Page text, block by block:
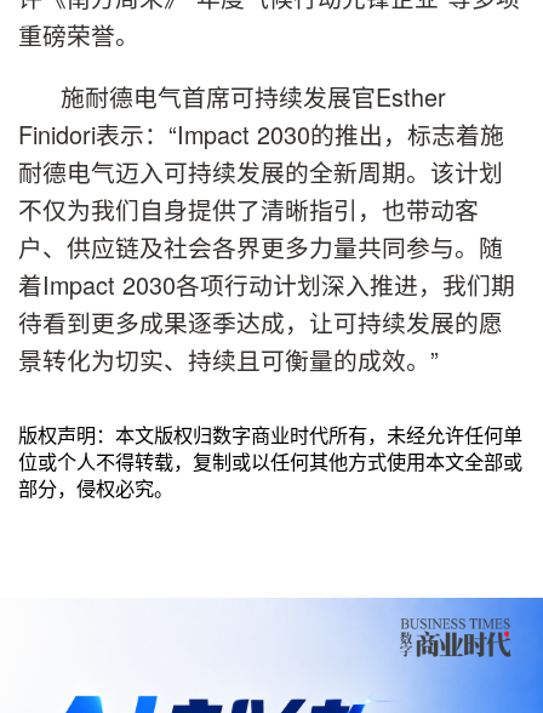
重磅荣誉。
施耐德电气首席可持续发展官Esther
Finidori表示：“Impact 2030的推出，标志着施
耐德电气迈入可持续发展的全新周期。该计划
不仅为我们自身提供了清晰指引，也带动客
户、供应链及社会各界更多力量共同参与。随
着Impact 2030各项行动计划深入推进，我们期
待看到更多成果逐季达成，让可持续发展的愿
景转化为切实、持续且可衡量的成效。”
版权声明：本文版权归数字商业时代所有，未经允许任何单
位或个人不得转载，复制或以任何其他方式使用本文全部或
部分，侵权必究。